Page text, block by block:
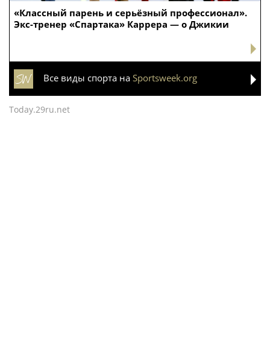
«Классный парень и серьёзный профессионал».
Экс-тренер «Спартака» Каррера — о Джикии
Все виды спорта на Sportsweek.org
Today.29ru.net